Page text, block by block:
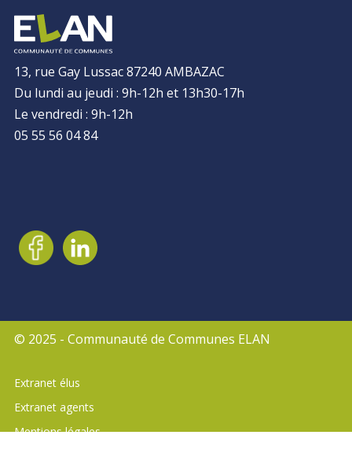
13, rue Gay Lussac 87240 AMBAZAC
Du lundi au jeudi : 9h-12h et 13h30-17h
Le vendredi : 9h-12h
05 55 56 04 84
© 2025 - Communauté de Communes ELAN
Aller
contenu
Extranet élus
Extranet agents
Mentions légales